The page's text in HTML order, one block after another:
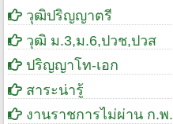
วุฒิปริญญาตรี
วุฒิ ม.3,ม.6,ปวช,ปวส
ปริญญาโท-เอก
สาระน่ารู้
งานราชการไม่ผ่าน ก.พ.